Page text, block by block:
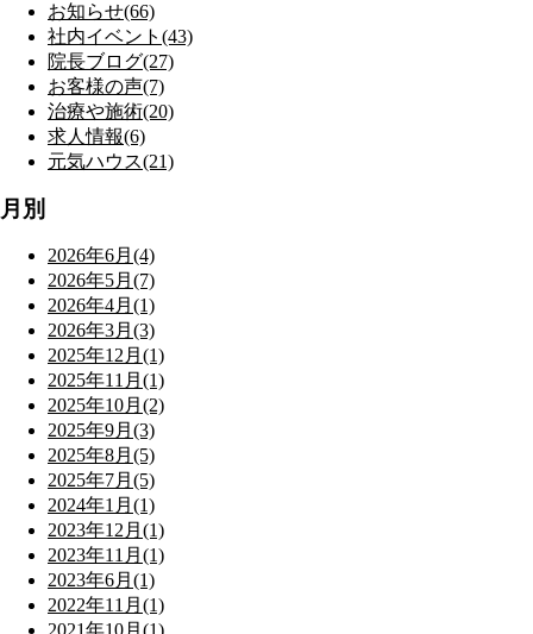
お知らせ(66)
社内イベント(43)
院長ブログ(27)
お客様の声(7)
治療や施術(20)
求人情報(6)
元気ハウス(21)
月別
2026年6月(4)
2026年5月(7)
2026年4月(1)
2026年3月(3)
2025年12月(1)
2025年11月(1)
2025年10月(2)
2025年9月(3)
2025年8月(5)
2025年7月(5)
2024年1月(1)
2023年12月(1)
2023年11月(1)
2023年6月(1)
2022年11月(1)
2021年10月(1)